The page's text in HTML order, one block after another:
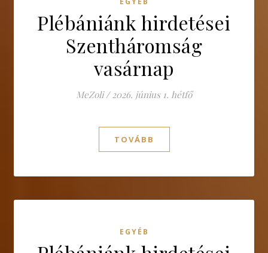
Plébániánk hirdetései
Szentháromság
vasárnap
MeZoli / 2026. június 1. hétfő
TOVÁBB
EGYÉB